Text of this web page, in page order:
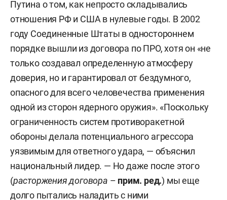
Путина о том, как непросто складывались
отношения РФ и США в нулевые годы. В 2002
году Соединенные Штаты в одностороннем
порядке вышли из договора по ПРО, хотя он «не
только создавал определенную атмосферу
доверия, но и гарантировал от бездумного,
опасного для всего человечества применения
одной из сторон ядерного оружия». «Поскольку
ограниченность систем противоракетной
обороны делала потенциального агрессора
уязвимым для ответного удара, — объяснил
национальный лидер. — Но даже после этого
(расторжения договора – прим. ред.) мы еще
долго пытались наладить с ними